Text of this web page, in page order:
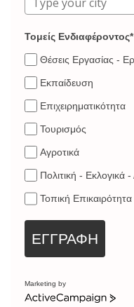
Τομείς Ενδιαφέροντος*
Θέσεις Εργασίας -
Εκπαίδευση
Επιχειρηματικότητα
Τουρισμός
Αγροτικά
Πολιτική - Εκλογικά -
Τοπική Επικαιρότητα
ΕΓΓΡΑΦΗ
Marketing by